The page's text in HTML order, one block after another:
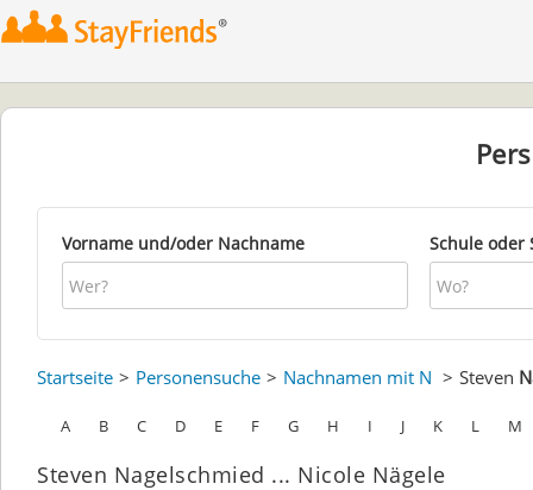
Vorname und/oder Nachname Schule oder
Startseite Personensuche Nachnamen mit N Steven
A B C D E F G H I J K L M
Steven Nagelschmied ... Nicole Nägele